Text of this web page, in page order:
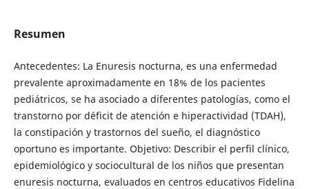
Resumen
Antecedentes: La Enuresis nocturna, es una enfermedad
prevalente aproximadamente en 18% de los pacientes
pediátricos, se ha asociado a diferentes patologías, como el
transtorno por déficit de atención e hiperactividad (TDAH),
la constipación y trastornos del sueño, el diagnóstico
oportuno es importante. Objetivo: Describir el perfil clínico,
epidemiológico y sociocultural de los niños que presentan
enuresis nocturna, evaluados en centros educativos Fidelina